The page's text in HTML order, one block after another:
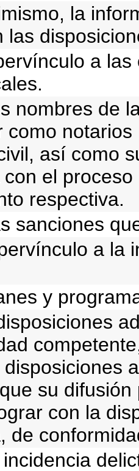
la
las
a
nombres de
como
así como
el
respectiva.
sanciones
a la
y
su
con la
de